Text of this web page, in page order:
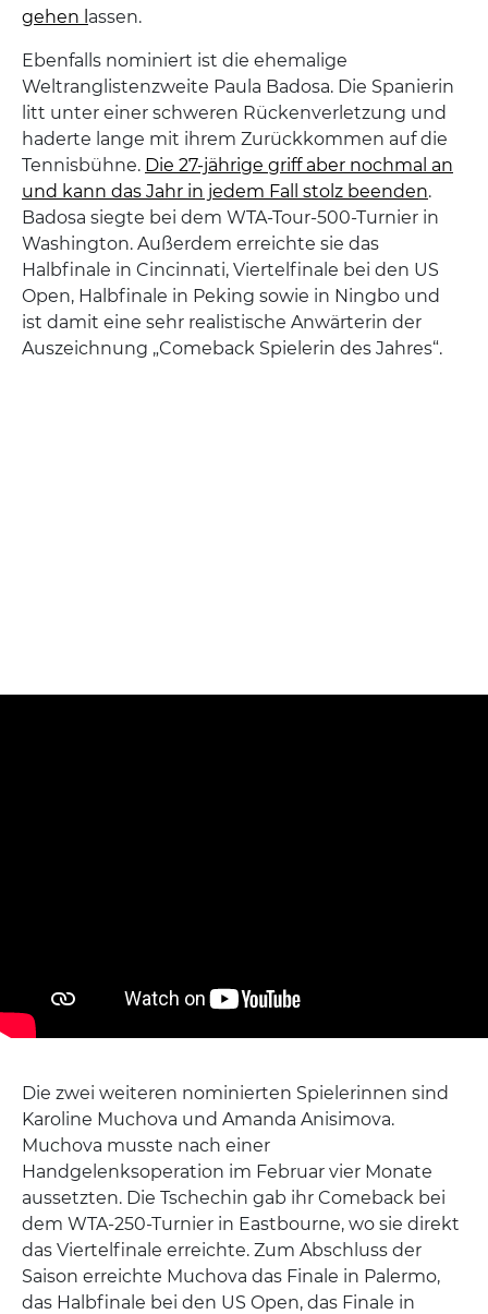
gehen l assen.
Ebenfalls nominiert ist die ehemalige
Weltranglistenzweite Paula Badosa. Die Spanierin
litt unter einer schweren Rückenverletzung und
haderte lange mit ihrem Zurückkommen auf die
Tennisbühne. Die 27-jährige griff aber nochmal an
und kann das Jahr in jedem Fall stolz beenden.
Badosa siegte bei dem WTA-Tour-500-Turnier in
Washington. Außerdem erreichte sie das
Halbfinale in Cincinnati, Viertelfinale bei den US
Open, Halbfinale in Peking sowie in Ningbo und
ist damit eine sehr realistische Anwärterin der
Auszeichnung „Comeback Spielerin des Jahres“.
Die zwei weiteren nominierten Spielerinnen sind
Karoline Muchova und Amanda Anisimova.
Muchova musste nach einer
Handgelenksoperation im Februar vier Monate
aussetzten. Die Tschechin gab ihr Comeback bei
dem WTA-250-Turnier in Eastbourne, wo sie direkt
das Viertelfinale erreichte. Zum Abschluss der
Saison erreichte Muchova das Finale in Palermo,
das Halbfinale bei den US Open, das Finale in